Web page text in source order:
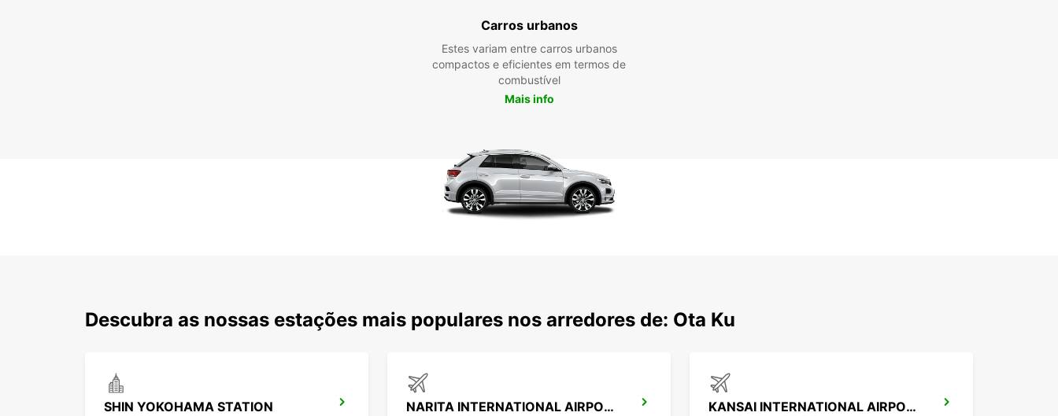
Carros urbanos
Estes variam entre carros urbanos
compactos e eficientes em termos de
combustível
Mais info
Descubra as nossas estações mais populares nos arredores de: Ota Ku
SHIN YOKOHAMA STATION NARITA INTERNATIONAL AIRPORT KANSAI INTERNATIONAL AIRPORT